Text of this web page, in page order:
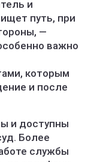
и
путь, при
—
важно
которым
и после
и доступны
Более
службы